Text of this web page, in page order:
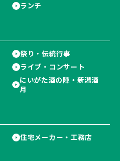
ランチ
祭り・伝統行事
ライブ・コンサート
にいがた酒の陣・新潟酒
月
住宅メーカー・工務店